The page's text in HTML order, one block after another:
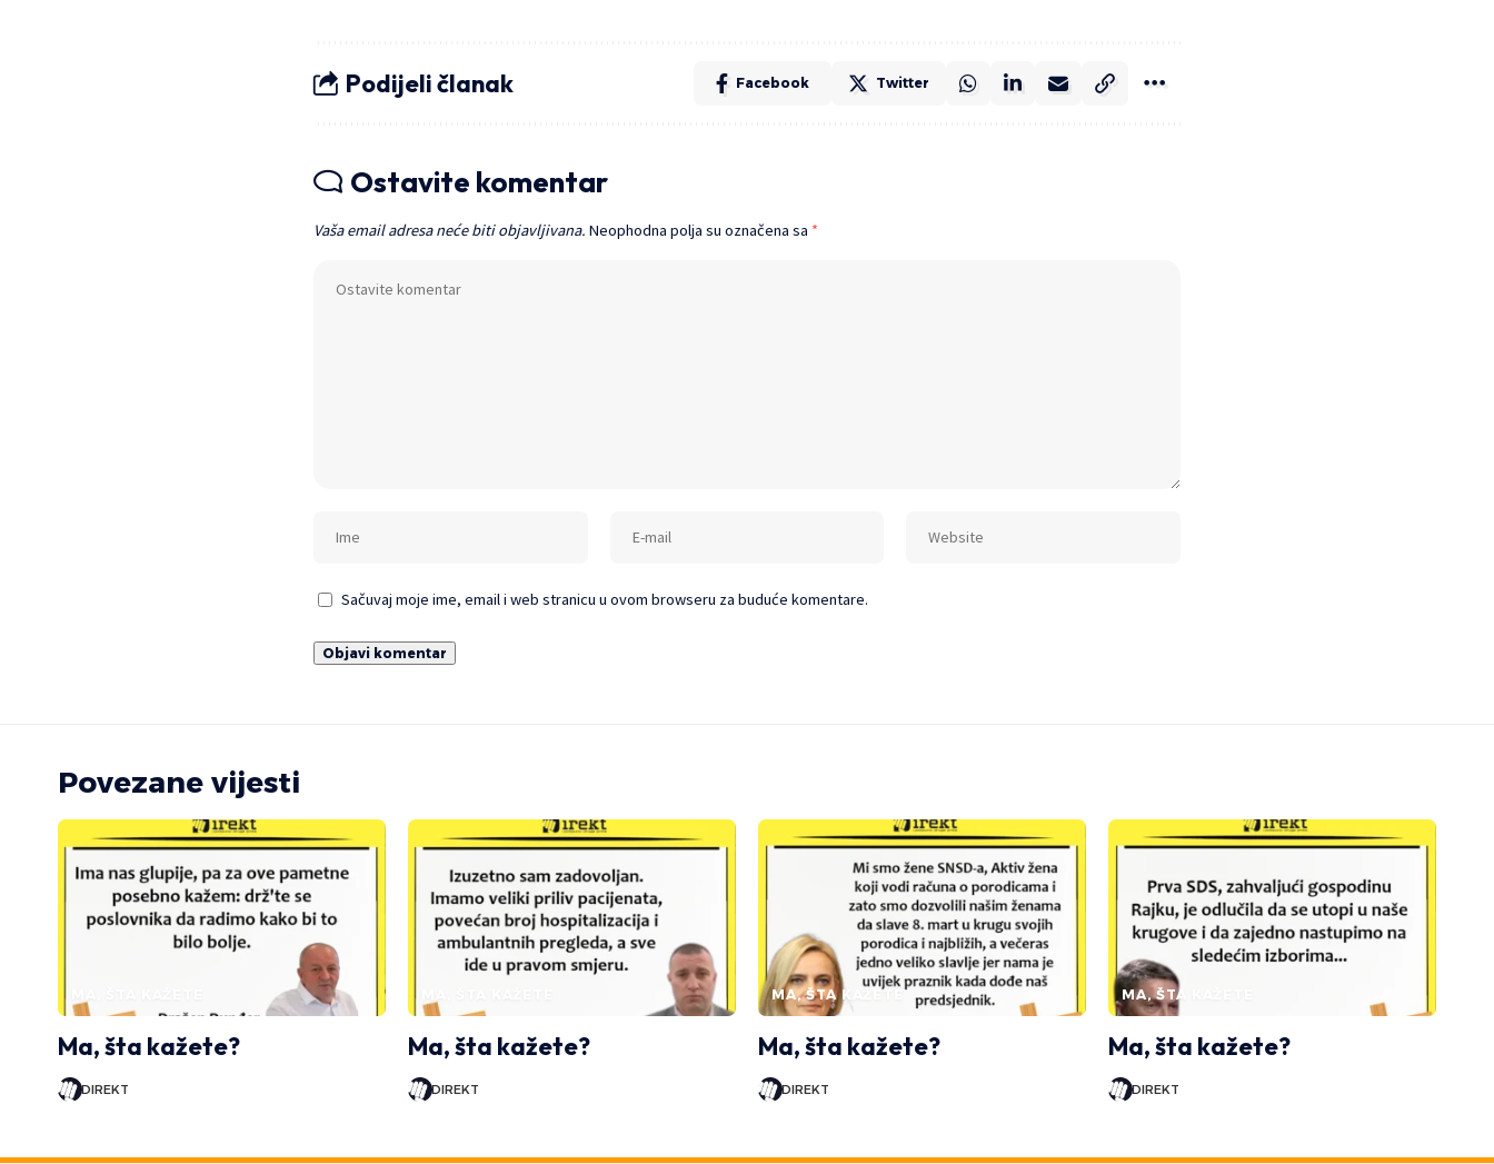
Podijeli članak Facebook Twitter
Ostavite komentar
Vaša email adresa neće biti objavljivana. Neophodna polja su označena sa *
Sačuvaj moje ime, email i web stranicu u ovom browseru za buduće komentare.
Povezane vijesti
Ma, šta kažete?
DIREKT
Ma, šta kažete?
DIREKT
MA, ŠTA KAŽETE
Ma, šta kažete?
DIREKT
MA, ŠTA KAŽETE
Ma, šta kažete?
DIREKT